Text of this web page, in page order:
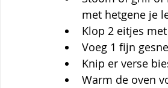
met hetgene je
Klop 2 eitjes
Voeg 1 fijn
Knip er verse
Warm de oven